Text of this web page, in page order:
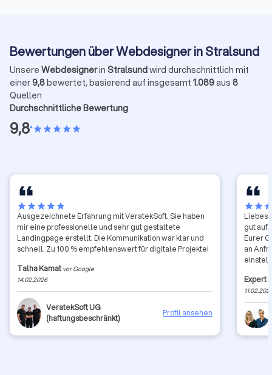
Bewertungen über Webdesigner in Stralsund
Unsere Webdesignerin Stralsundwird durchschnittlich mit
einer9,8bewertet, basierend auf insgesamt 1.089aus 8
Quellen
Durchschnittliche Bewertung
9,8•starstarstarstarstar
starstarstarstarstar
Ausgezeichnete Erfahrung mit VeratekSoft. Sie haben
mir eine professionelle und sehr gut gestaltete
Landingpage erstellt. Die Kommunikation war klar und
schnell. Zu 100 % empfehlenswert für digitale Projekte!
Talha Kamat vor Google
14.02.2026
VeratekSoft UG
(haftungsbeschränkt)
Profil ansehen
starstar
Liebes
gut
Eurer
an
Grüße
Expert